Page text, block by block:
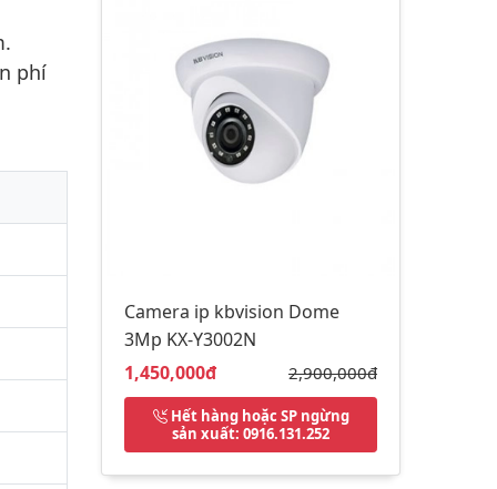
phí
Camera ip kbvision Dome
3Mp KX-Y3002N
Giá bán:
1,450,000đ Giá gốc:
2,900,000đ
Hết hàng hoặc SP ngừng
sản xuất: 0916.131.252